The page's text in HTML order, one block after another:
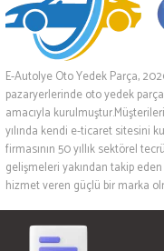
E-Autolye Oto Yedek Parça,
pazaryerlerinde oto yedek
amacıyla
yılında kendi e-ticaret sitesini
firmasının 50 yıllık sektörel
gelişmeleri yakından takip
hizmet veren güçlü bir marka